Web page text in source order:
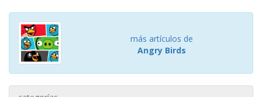
más artículos de
Angry Birds